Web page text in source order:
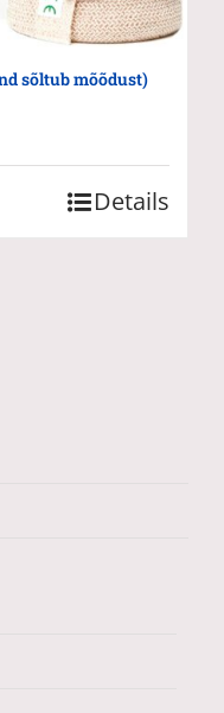
sõltub mõõdust)
Details